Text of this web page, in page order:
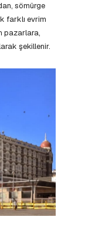
sömürge
farklı evrim
pazarlara,
şekillenir.